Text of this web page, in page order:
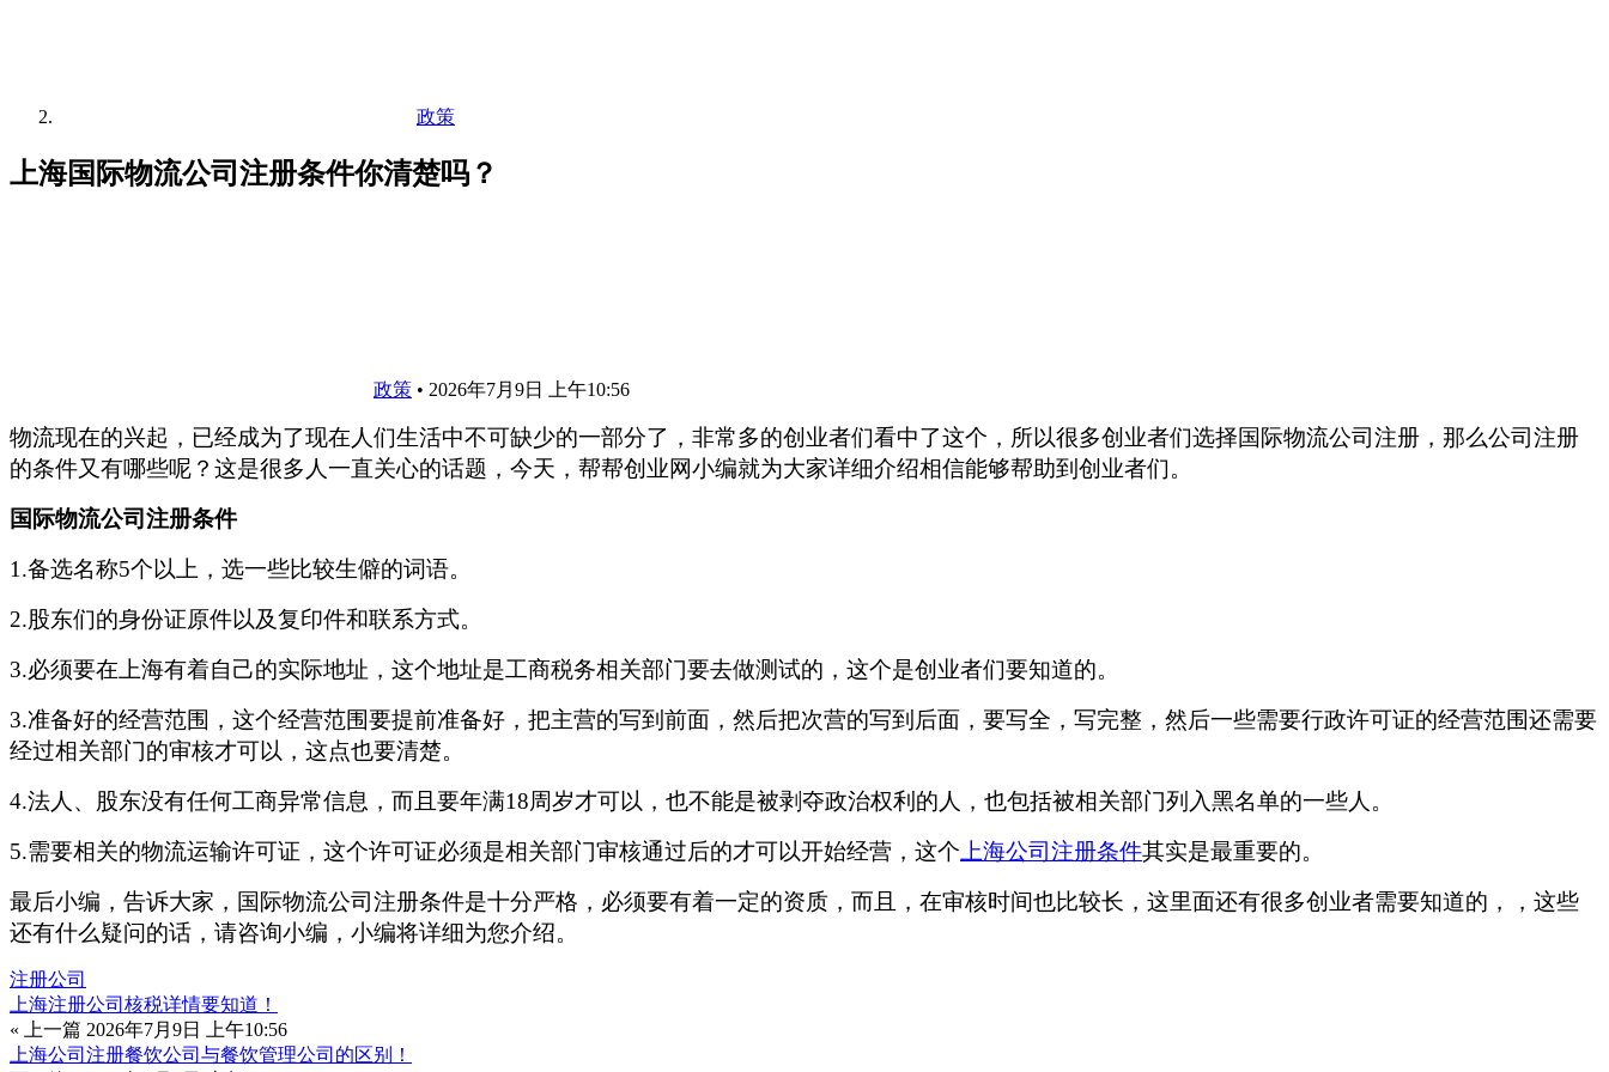
政策
上海国际物流公司注册条件你清楚吗？
政策 • 2026年7月9日 上午10:56
物流现在的兴起，已经成为了现在人们生活中不可缺少的一部分了，非常多的创业者们看中了这个，所以很多创业者们选择国际物流公司注册，那么公司注册
的条件又有哪些呢？这是很多人一直关心的话题，今天，帮帮创业网小编就为大家详细介绍相信能够帮助到创业者们。
国际物流公司注册条件
1.备选名称5个以上，选一些比较生僻的词语。
2.股东们的身份证原件以及复印件和联系方式。
3.必须要在上海有着自己的实际地址，这个地址是工商税务相关部门要去做测试的，这个是创业者们要知道的。
3.准备好的经营范围，这个经营范围要提前准备好，把主营的写到前面，然后把次营的写到后面，要写全，写完整，然后一些需要行政许可证的经营范围还需要
经过相关部门的审核才可以，这点也要清楚。
4.法人、股东没有任何工商异常信息，而且要年满18周岁才可以，也不能是被剥夺政治权利的人，也包括被相关部门列入黑名单的一些人。
5.需要相关的物流运输许可证，这个许可证必须是相关部门审核通过后的才可以开始经营，这个上海公司注册条件其实是最重要的。
最后小编，告诉大家，国际物流公司注册条件是十分严格，必须要有着一定的资质，而且，在审核时间也比较长，这里面还有很多创业者需要知道的，，这些
还有什么疑问的话，请咨询小编，小编将详细为您介绍。
注册公司
上海注册公司核税详情要知道！
« 上一篇 2026年7月9日 上午10:56
上海公司注册餐饮公司与餐饮管理公司的区别！